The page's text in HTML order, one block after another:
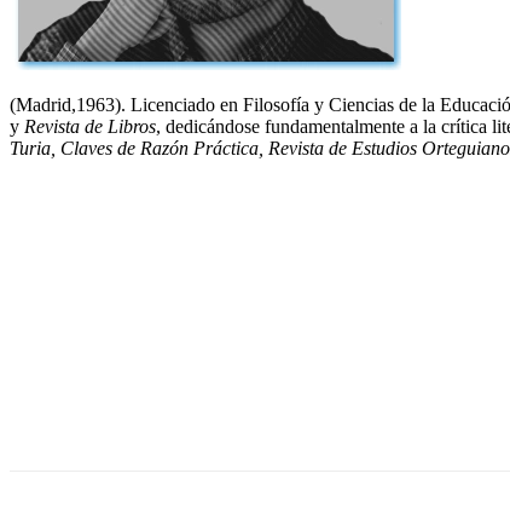
(Madrid,1963). Licenciado en Filosofía y Ciencias de la
y Revista de Libros, dedicándose fundamentalmente a la crítica
Turia, Claves de Razón Práctica, Revista de Estudios